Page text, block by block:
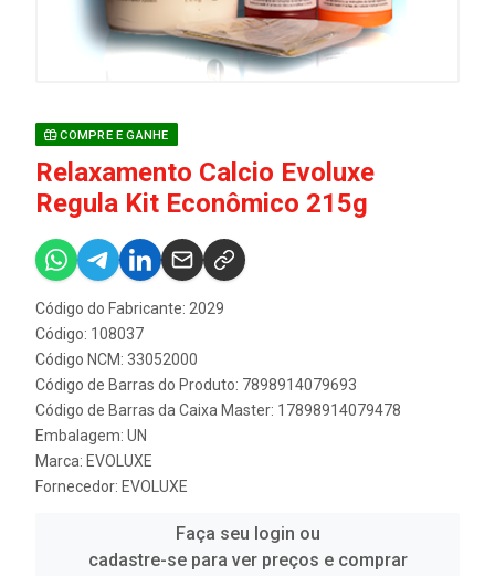
COMPRE E GANHE
Relaxamento Calcio Evoluxe
Regula Kit Econômico 215g
Código do Fabricante: 2029
Código: 108037
Código NCM: 33052000
Código de Barras do Produto: 7898914079693
Código de Barras da Caixa Master: 17898914079478
Embalagem: UN
Marca: EVOLUXE
Fornecedor: EVOLUXE
Faça seu login ou
cadastre-se para ver preços e comprar